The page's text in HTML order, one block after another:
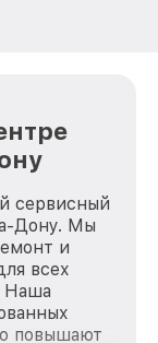
сервисный
Дону. Мы
и
всех
Наша
повышают